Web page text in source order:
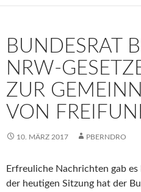
BUNDESRAT
RW-
UR
ON FREIFUNK
10. MÄRZ 2017 PBERNDRO
Erfreuliche Nachrichten gab
der heutigen Sitzung hat der